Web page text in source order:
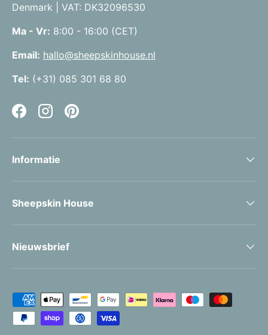
Denmark | VAT: DK32096530
Ma - Vr: 8:00 - 16:00 (CET)
Email: hallo@sheepskinhouse.nl
Tel: (+31) 085 301 68 80
FacebookInstagramPinterest
Informatie
Sheepskin House
Nieuwsbrief
Geaccepteerde betaalmethoden